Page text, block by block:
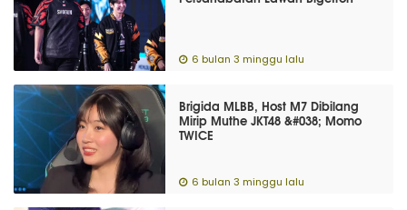
6 bulan 3 minggu lalu
Brigida MLBB, Host M7 Dibilang
Mirip Muthe JKT48 &#038; Momo
TWICE
6 bulan 3 minggu lalu